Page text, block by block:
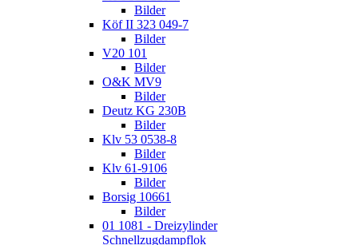
Bilder
Köf II 323 049-7
Bilder
V20 101
Bilder
O&K MV9
Bilder
Deutz KG 230B
Bilder
Klv 53 0538-8
Bilder
Klv 61-9106
Bilder
Borsig 10661
Bilder
01 1081 - Dreizylinder
Schnellzugdampflok